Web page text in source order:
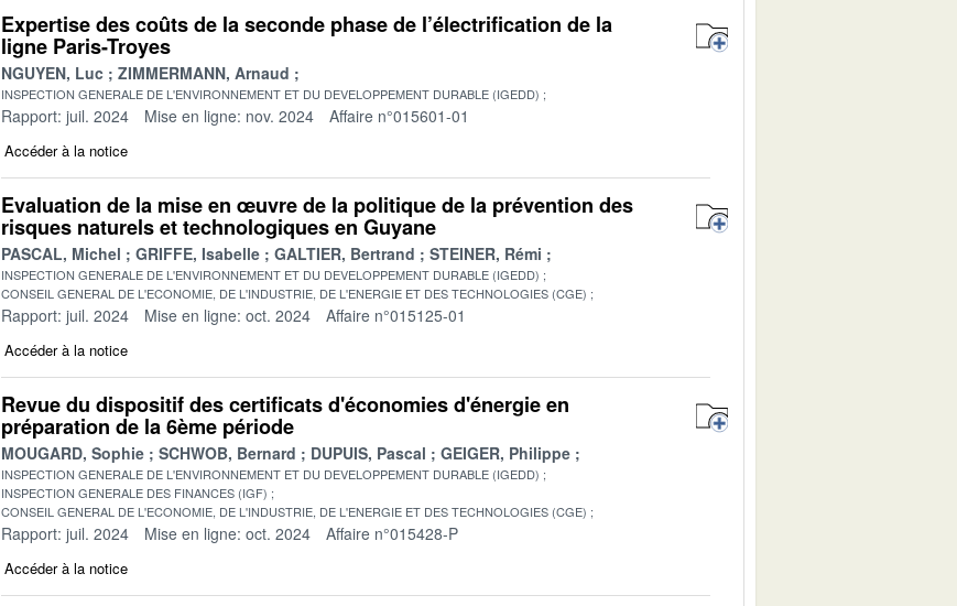
Expertise des coûts de la seconde phase de l’électrification de la
ligne Paris-Troyes
NGUYEN, Luc ZIMMERMANN, Arnaud
INSPECTION GENERALE DE L'ENVIRONNEMENT ET DU DEVELOPPEMENT DURABLE (IGEDD)
Rapport: juil. 2024 Mise en ligne: nov. 2024 Affaire n°015601-01
Accéder à la notice
Evaluation de la mise en œuvre de la politique de la prévention des
risques naturels et technologiques en Guyane
PASCAL, Michel GRIFFE, Isabelle GALTIER, Bertrand STEINER, Rémi
INSPECTION GENERALE DE L'ENVIRONNEMENT ET DU DEVELOPPEMENT DURABLE (IGEDD)
CONSEIL GENERAL DE L'ECONOMIE, DE L'INDUSTRIE, DE L'ENERGIE ET DES TECHNOLOGIES (CGE)
Rapport: juil. 2024 Mise en ligne: oct. 2024 Affaire n°015125-01
Accéder à la notice
Revue du dispositif des certificats d'économies d'énergie en
préparation de la 6ème période
MOUGARD, Sophie SCHWOB, Bernard DUPUIS, Pascal GEIGER, Philippe
INSPECTION GENERALE DE L'ENVIRONNEMENT ET DU DEVELOPPEMENT DURABLE (IGEDD)
INSPECTION GENERALE DES FINANCES (IGF)
CONSEIL GENERAL DE L'ECONOMIE, DE L'INDUSTRIE, DE L'ENERGIE ET DES TECHNOLOGIES (CGE)
Rapport: juil. 2024 Mise en ligne: oct. 2024 Affaire n°015428-P
Accéder à la notice